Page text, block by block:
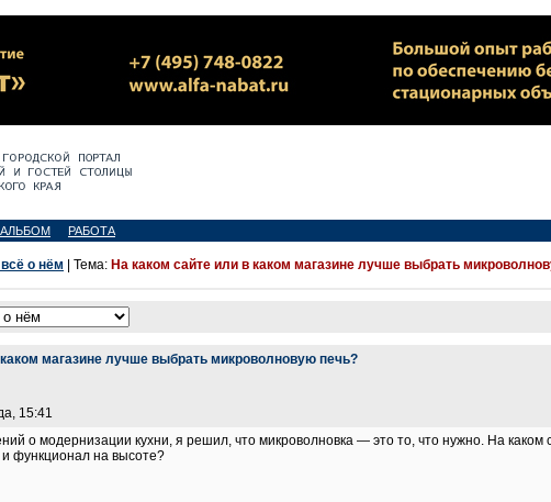
РАБОТА
о нём | Тема: На каком сайте или в каком магазине лучше выбрать
магазине лучше выбрать микроволновую печь?
15:41
о модернизации кухни, я решил, что микроволновка — это то, что нужно. На
функционал на высоте?